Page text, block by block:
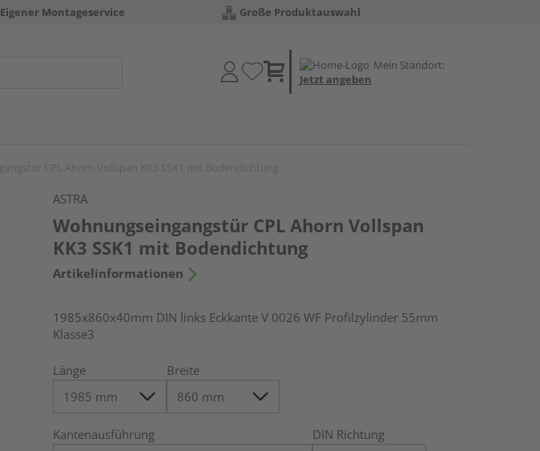
Eigener Montageservice Große Produktauswahl
Mein Standort:
Jetzt angeben
ASTRA
Wohnungseingangstür CPL Ahorn Vollspan
KK3 SSK1 mit Bodendichtung
Artikelinformationen
1985x860x40mm DIN links Eckkante V 0026 WF Profilzylinder 55mm
Klasse3
Länge Breite
Kantenausführung DIN Richtung